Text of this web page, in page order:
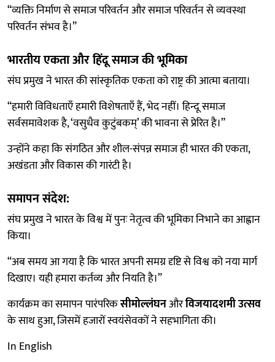
“व्यक्ति निर्माण से समाज परिवर्तन और समाज परिवर्तन से व्यवस्था
परिवर्तन संभव है।”
भारतीय एकता और हिंदू समाज की भूमिका
संघ प्रमुख ने भारत की सांस्कृतिक एकता को राष्ट्र की आत्मा बताया।
“हमारी विविधताएँ हमारी विशेषताएँ हैं, भेद नहीं। हिन्दू समाज
सर्वसमावेशक है, ‘वसुधैव कुटुंबकम्’ की भावना से प्रेरित है।”
उन्होंने कहा कि संगठित और शील-संपन्न समाज ही भारत की एकता,
अखंडता और विकास की गारंटी है।
समापन संदेश:
संघ प्रमुख ने भारत के विश्व में पुनः नेतृत्व की भूमिका निभाने का आह्वान
किया।
“अब समय आ गया है कि भारत अपनी समग्र दृष्टि से विश्व को नया मार्ग
दिखाए। यही हमारा कर्तव्य और नियति है।”
कार्यक्रम का समापन पारंपरिकसीमोल्लंघनऔरविजयादशमी उत्सव
के साथ हुआ, जिसमें हजारों स्वयंसेवकों ने सहभागिता की।
In English